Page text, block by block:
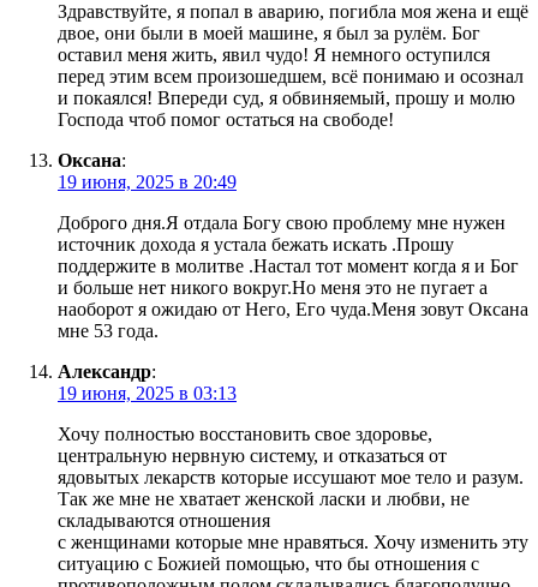
Здравствуйте, я попал в аварию, погибла моя жена и ещё
двое, они были в моей машине, я был за рулём. Бог
оставил меня жить, явил чудо! Я немного оступился
перед этим всем произошедшем, всё понимаю и осознал
и покаялся! Впереди суд, я обвиняемый, прошу и молю
Господа чтоб помог остаться на свободе!
Оксана:
19 июня, 2025 в 20:49
Доброго дня.Я отдала Богу свою проблему мне нужен
источник дохода я устала бежать искать .Прошу
поддержите в молитве .Настал тот момент когда я и Бог
и больше нет никого вокруг.Но меня это не пугает а
наоборот я ожидаю от Него, Его чуда.Меня зовут Оксана
мне 53 года.
Александр:
19 июня, 2025 в 03:13
Хочу полностью восстановить свое здоровье,
центральную нервную систему, и отказаться от
ядовытых лекарств которые иссушают мое тело и разум.
Так же мне не хватает женской ласки и любви, не
складываются отношения
с женщинами которые мне нравяться. Хочу изменить эту
ситуацию с Божией помощью, что бы отношения с